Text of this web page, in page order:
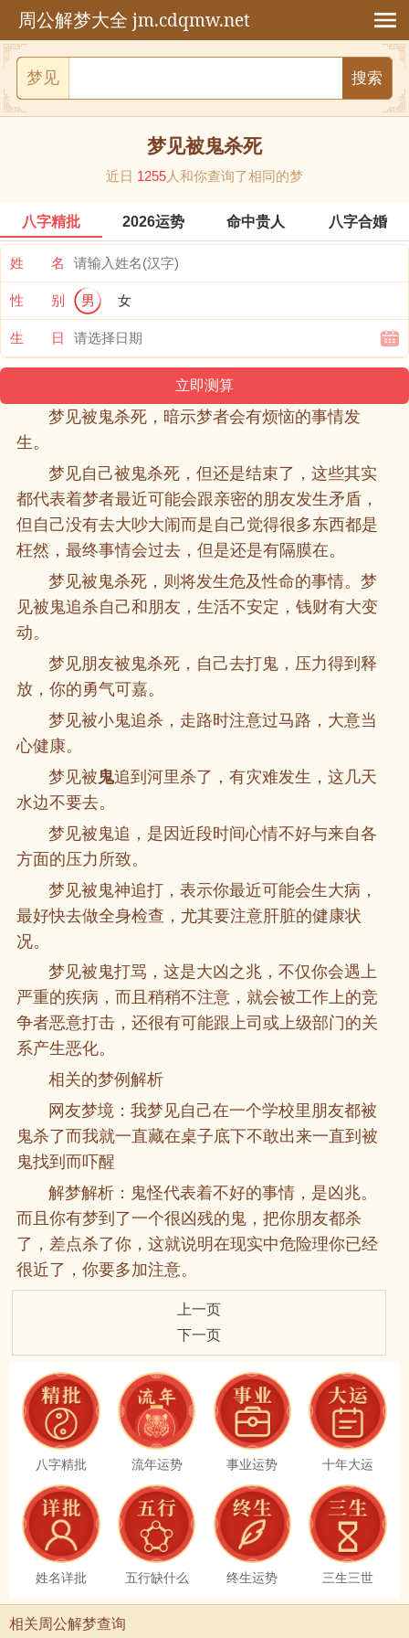
周公解梦大全 jm.cdqmw.net
梦见
梦见被鬼杀死
近日 1255人和你查询了相同的梦
八字精批 2026运势 命中贵人 八字合婚
姓 名
性 别 男 女
生 日
梦见被鬼杀死，暗示梦者会有烦恼的事情发
生。
梦见自己被鬼杀死，但还是结束了，这些其实
都代表着梦者最近可能会跟亲密的朋友发生矛盾，
但自己没有去大吵大闹而是自己觉得很多东西都是
枉然，最终事情会过去，但是还是有隔膜在。
梦见被鬼杀死，则将发生危及性命的事情。梦
见被鬼追杀自己和朋友，生活不安定，钱财有大变
动。
梦见朋友被鬼杀死，自己去打鬼，压力得到释
放，你的勇气可嘉。
梦见被小鬼追杀，走路时注意过马路，大意当
心健康。
梦见被 鬼追到河里杀了，有灾难发生，这几天
水边不要去。
梦见被鬼追，是因近段时间心情不好与来自各
方面的压力所致。
梦见被鬼神追打，表示你最近可能会生大病，
最好快去做全身检查，尤其要注意肝脏的健康状
况。
梦见被鬼打骂，这是大凶之兆，不仅你会遇上
严重的疾病，而且稍稍不注意，就会被工作上的竞
争者恶意打击，还很有可能跟上司或上级部门的关
系产生恶化。
相关的梦例解析
网友梦境：我梦见自己在一个学校里朋友都被
鬼杀了而我就一直藏在桌子底下不敢出来一直到被
鬼找到而吓醒
解梦解析：鬼怪代表着不好的事情，是凶兆。
而且你有梦到了一个很凶残的鬼，把你朋友都杀
了，差点杀了你，这就说明在现实中危险理你已经
很近了，你要多加注意。
上一页
下一页
八字精批 流年运势 事业运势 十年大运
姓名详批 五行缺什么 终生运势 三生三世
相关周公解梦查询